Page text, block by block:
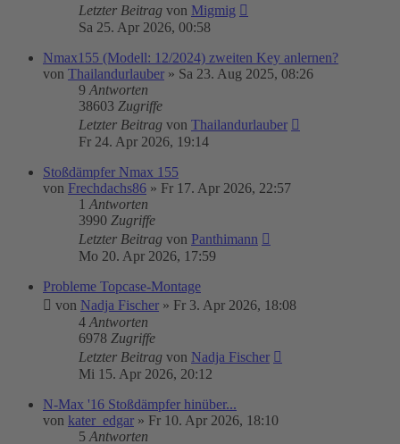
Letzter Beitrag von Migmig
Sa 25. Apr 2026, 00:58
Nmax155 (Modell: 12/2024) zweiten Key anlernen?
von Thailandurlauber » Sa 23. Aug 2025, 08:26
9 Antworten
38603 Zugriffe
Letzter Beitrag von Thailandurlauber
Fr 24. Apr 2026, 19:14
Stoßdämpfer Nmax 155
von Frechdachs86 » Fr 17. Apr 2026, 22:57
1 Antworten
3990 Zugriffe
Letzter Beitrag von Panthimann
Mo 20. Apr 2026, 17:59
Probleme Topcase-Montage
von Nadja Fischer » Fr 3. Apr 2026, 18:08
4 Antworten
6978 Zugriffe
Letzter Beitrag von Nadja Fischer
Mi 15. Apr 2026, 20:12
N-Max '16 Stoßdämpfer hinüber...
von kater_edgar » Fr 10. Apr 2026, 18:10
5 Antworten